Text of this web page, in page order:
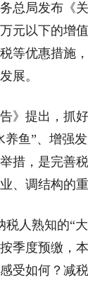
局发布《关
元以下的增
等优惠措施
展。
提出，抓好
养鱼”、增强
措，是完善
、调结构的重
人熟知的“大
季度预缴，
受如何？减